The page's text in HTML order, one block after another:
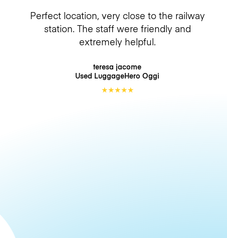
Perfect location, very close to the railway
station. The staff were friendly and
extremely helpful.
teresa jacome
Used LuggageHero Oggi
★★★★★